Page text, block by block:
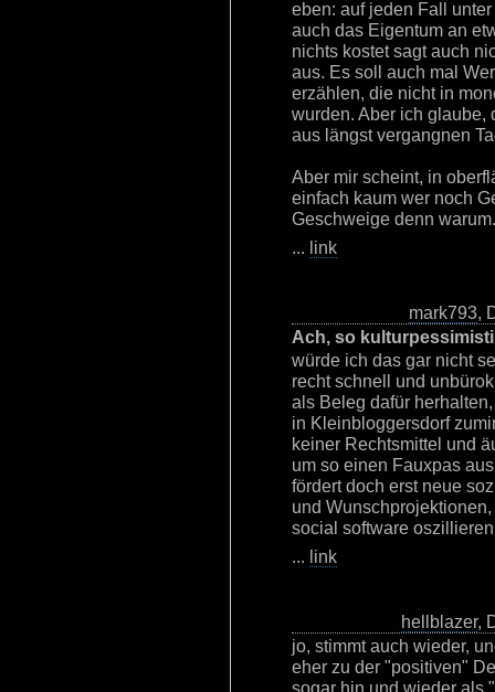
eben: auf jeden Fall
auch das Eigentum an
nichts kostet sagt auch
aus. Es soll auch mal
erzählen, die nicht in
wurden. Aber ich glaube,
aus längst vergangnen
Aber mir scheint, in
einfach kaum wer noch
Geschweige denn warum.
... link
mark793,
Ach, so
würde ich das gar nicht
recht schnell und
als Beleg dafür
in Kleinbloggersdorf
keiner Rechtsmittel und
um so einen Fauxpas
fördert doch erst neue
und
social software
... link
hellblazer,
jo, stimmt auch wieder,
eher zu der "positiven"
sogar hin und wieder als